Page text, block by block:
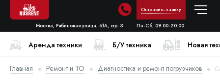
Отправить заявку
Москва, Рябиновая улица, 61А, стр. 3 Пн-Сб, 09:00-20:00
Аренда техники Б/У техника Новая
Главная Ремонт и ТО Диагностика и ремонт погрузчиков